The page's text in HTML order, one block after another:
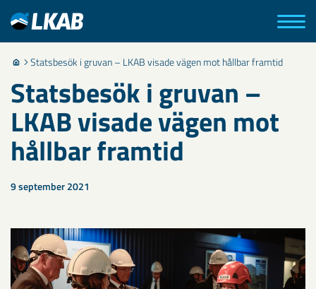
Statsbesök i gruvan – LKAB visade vägen mot hållbar framtid
Statsbesök i gruvan –
LKAB visade vägen mot
hållbar framtid
9 september 2021